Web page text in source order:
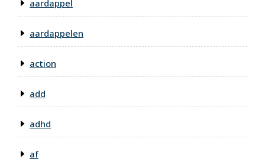
aardappel
aardappelen
action
add
adhd
af